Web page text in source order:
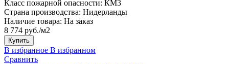
Класс пожарной опасности: КМ3
Страна производства: Нидерланды
Наличие товара: На заказ
8 774 руб./м2
Купить
В избранное В избранном
Сравнить